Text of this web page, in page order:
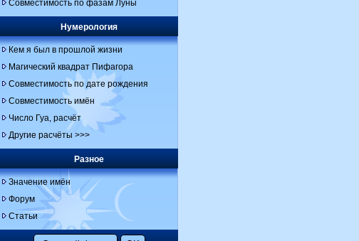
Совместимость по фазам Луны
Нумерология
Кем я был в прошлой жизни
Магический квадрат Пифагора
Совместимость по дате рождения
Совместимость имён
Число Гуа, расчёт
Другие расчёты >>>
Разное
Значение имён
Форум
Статьи